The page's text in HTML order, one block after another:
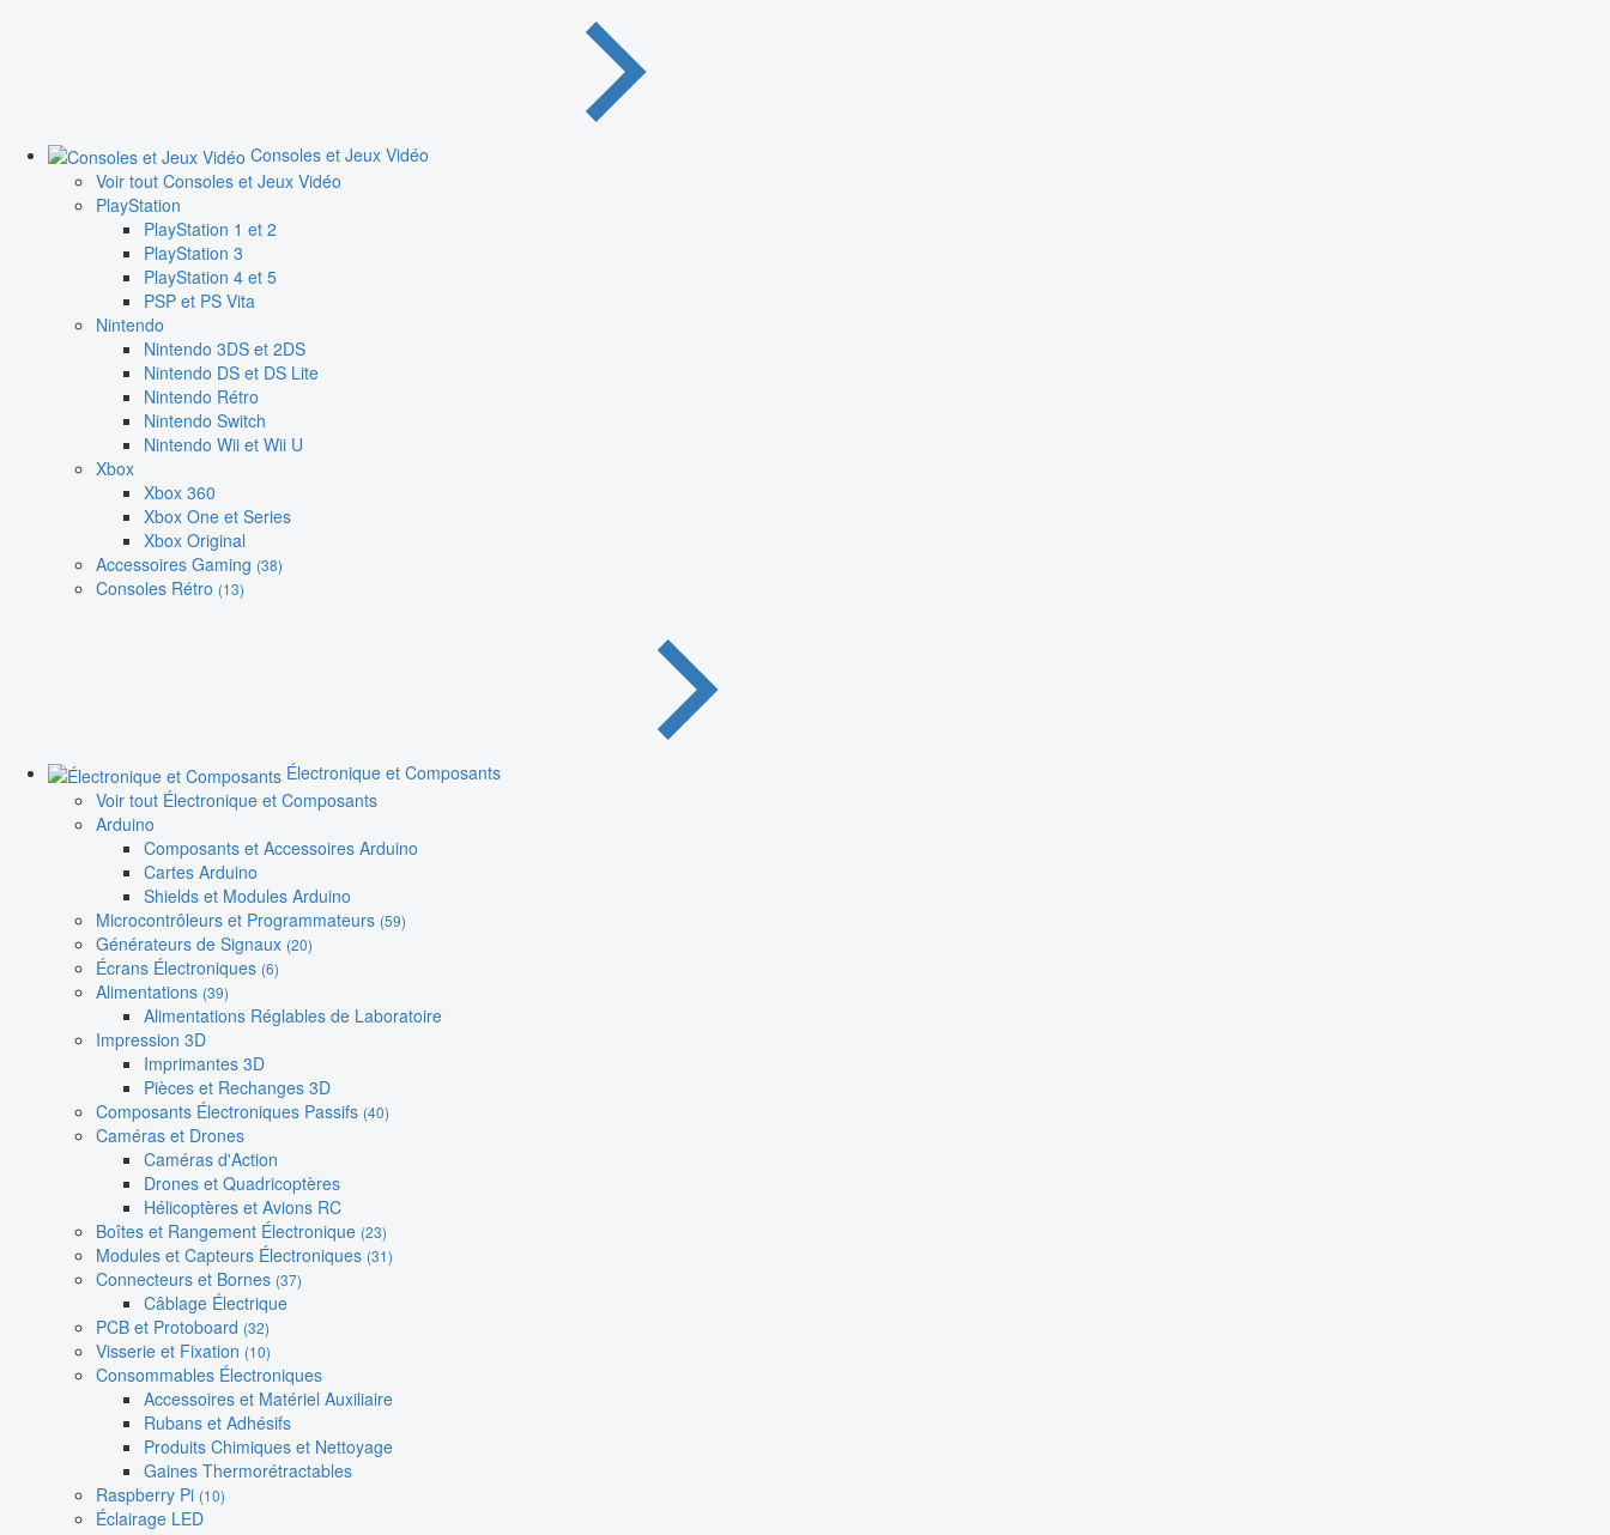
Consoles et Jeux Vidéo
Voir tout Consoles et Jeux Vidéo
PlayStation
PlayStation 1 et 2
PlayStation 3
PlayStation 4 et 5
PSP et PS Vita
Nintendo
Nintendo 3DS et 2DS
Nintendo DS et DS Lite
Nintendo Rétro
Nintendo Switch
Nintendo Wii et Wii U
Xbox
Xbox 360
Xbox One et Series
Xbox Original
Accessoires Gaming (38)
Consoles Rétro (13)
Électronique et Composants
Voir tout Électronique et Composants
Arduino
Composants et Accessoires Arduino
Cartes Arduino
Shields et Modules Arduino
Microcontrôleurs et Programmateurs (59)
Générateurs de Signaux (20)
Écrans Électroniques (6)
Alimentations (39)
Alimentations Réglables de Laboratoire
Impression 3D
Imprimantes 3D
Pièces et Rechanges 3D
Composants Électroniques Passifs (40)
Caméras et Drones
Caméras d'Action
Drones et Quadricoptères
Hélicoptères et Avions RC
Boîtes et Rangement Électronique (23)
Modules et Capteurs Électroniques (31)
Connecteurs et Bornes (37)
Câblage Électrique
PCB et Protoboard (32)
Visserie et Fixation (10)
Consommables Électroniques
Accessoires et Matériel Auxiliaire
Rubans et Adhésifs
Produits Chimiques et Nettoyage
Gaines Thermorétractables
Raspberry Pi (10)
Éclairage LED